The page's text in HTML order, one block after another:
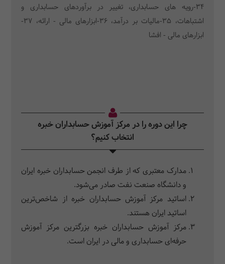
34-رویه های حسابداری، تغییر در برآوردهای حسابداری و
اشتباهات، 35-مالیات بر درآمد، 36-ابزارهای مالی - ارائه، 37-
ابزارهای مالی - افشا
چرا این دوره را در مرکز آموزش حسابداران خبره
انتخاب کنیم؟
مدارک معتبری که از طرف انجمن حسابداران خبره ایران
و دانشگاه صنعت نفت صادر می‌شود.
اساتید مرکز آموزش حسابداران خبره از شاخص‌ترین
اساتید ایران هستند.
مرکز آموزش حسابداران خبره بزرگترین مرکز آموزش
حرفه‌ای حسابداری و مالی در ایران است.